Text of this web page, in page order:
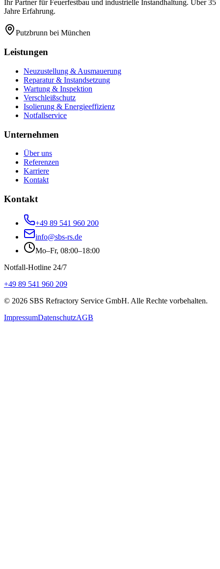
Ihr Partner für Feuerfestbau und industrielle Instandhaltung. Über 35
Jahre Erfahrung.
Putzbrunn bei München
Leistungen
Neuzustellung & Ausmauerung
Reparatur & Instandsetzung
Wartung & Inspektion
Verschleißschutz
Isolierung & Energieeffizienz
Notfallservice
Unternehmen
Über uns
Referenzen
Karriere
Kontakt
Kontakt
+49 89 541 960 200
info@sbs-rs.de
Mo–Fr, 08:00–18:00
Notfall-Hotline 24/7
+49 89 541 960 209
© 2026 SBS Refractory Service GmbH. Alle Rechte vorbehalten.
ImpressumDatenschutzAGB